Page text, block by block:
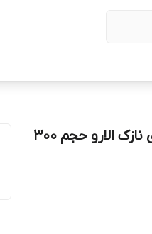
شامپو فاقد سولفات حجم دهنده موهای نازک الارو حجم 300